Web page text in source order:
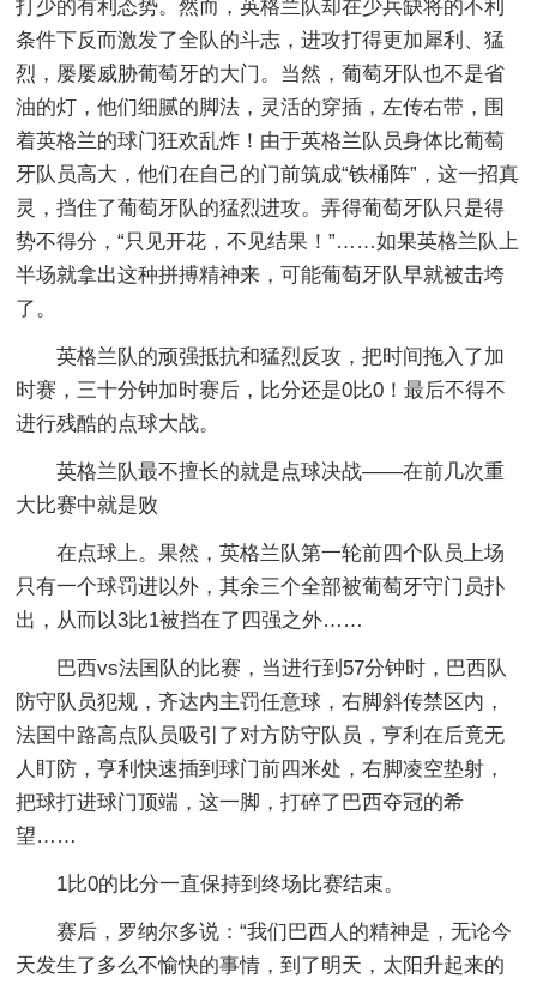
打少的有利态势。然而，英格兰队却在少兵缺将的不利
条件下反而激发了全队的斗志，进攻打得更加犀利、猛
烈，屡屡威胁葡萄牙的大门。当然，葡萄牙队也不是省
油的灯，他们细腻的脚法，灵活的穿插，左传右带，围
着英格兰的球门狂欢乱炸！由于英格兰队员身体比葡萄
牙队员高大，他们在自己的门前筑成“铁桶阵”，这一招真
灵，挡住了葡萄牙队的猛烈进攻。弄得葡萄牙队只是得
势不得分，“只见开花，不见结果！”……如果英格兰队上
半场就拿出这种拼搏精神来，可能葡萄牙队早就被击垮
了。
英格兰队的顽强抵抗和猛烈反攻，把时间拖入了加
时赛，三十分钟加时赛后，比分还是0比0！最后不得不
进行残酷的点球大战。
英格兰队最不擅长的就是点球决战――在前几次重
大比赛中就是败
在点球上。果然，英格兰队第一轮前四个队员上场
只有一个球罚进以外，其余三个全部被葡萄牙守门员扑
出，从而以3比1被挡在了四强之外……
巴西vs法国队的比赛，当进行到57分钟时，巴西队
防守队员犯规，齐达内主罚任意球，右脚斜传禁区内，
法国中路高点队员吸引了对方防守队员，亨利在后竟无
人盯防，亨利快速插到球门前四米处，右脚凌空垫射，
把球打进球门顶端，这一脚，打碎了巴西夺冠的希
望……
1比0的比分一直保持到终场比赛结束。
赛后，罗纳尔多说：“我们巴西人的精神是，无论今
天发生了多么不愉快的事情，到了明天，太阳升起来的